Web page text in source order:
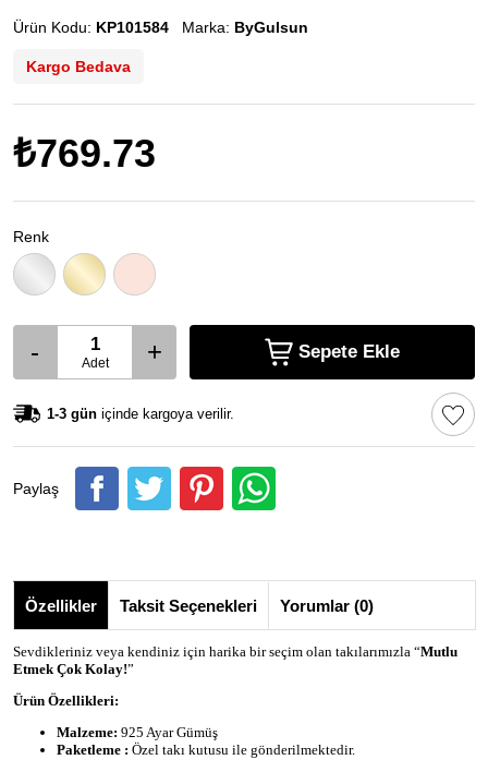
Ürün Kodu: KP101584 Marka: ByGulsun
Kargo Bedava
₺769.73
Renk
- Adet + Sepete Ekle
1-3 gün içinde kargoya verilir.
Paylaş
Özellikler Taksit Seçenekleri Yorumlar (0)
Sevdikleriniz veya kendiniz için harika bir seçim olan takılarımızla “Mutlu
Etmek Çok Kolay!”
Ürün Özellikleri:
Malzeme: 925 Ayar Gümüş
Paketleme : Özel takı kutusu ile gönderilmektedir.